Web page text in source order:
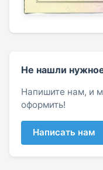
Не нашли
Напишите нам, и
оформить!
Написать нам